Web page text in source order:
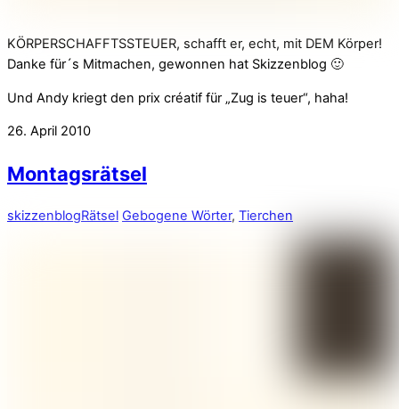
KÖRPERSCHAFFTSSTEUER, schafft er, echt, mit DEM Körper!
Danke für´s Mitmachen, gewonnen hat Skizzenblog 🙂
Und Andy kriegt den prix créatif für „Zug is teuer“, haha!
26. April 2010
Montagsrätsel
skizzenblogRätsel Gebogene Wörter, Tierchen